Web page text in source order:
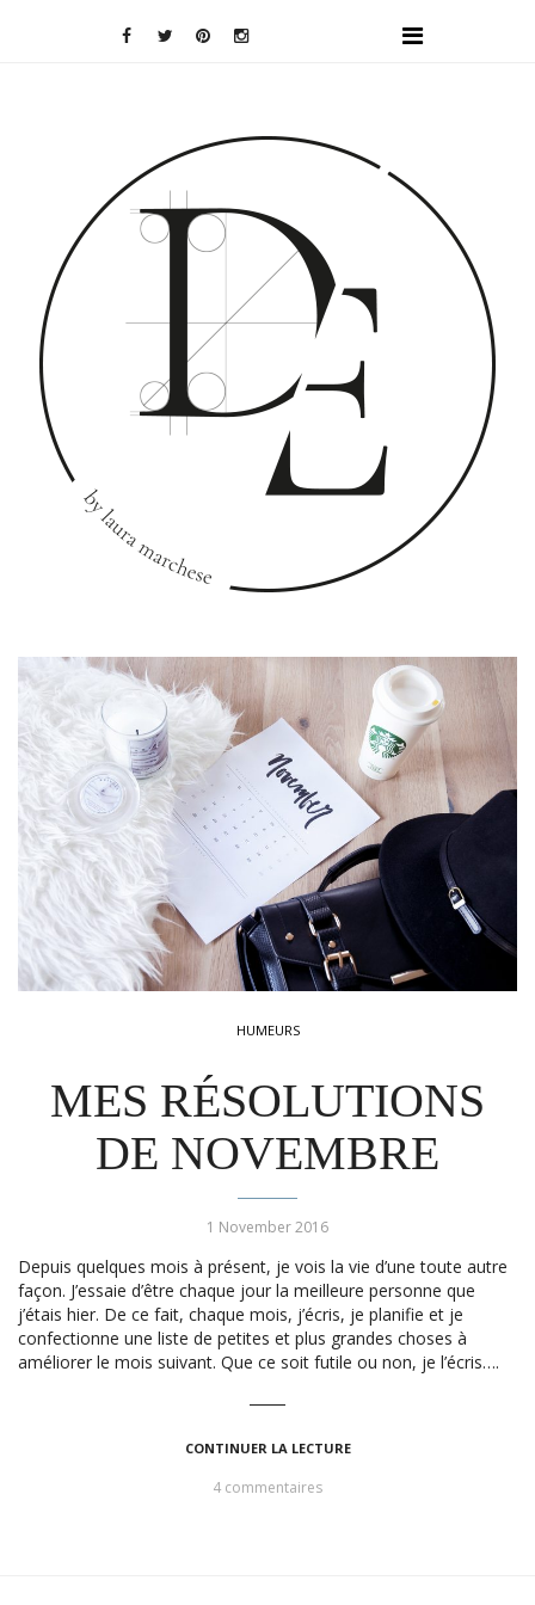
DOMINO
EFFECT
HUMEURS
MES RÉSOLUTIONS
DE NOVEMBRE
1 November 2016
Depuis quelques mois à présent, je vois la vie d’une toute autre
façon. J’essaie d’être chaque jour la meilleure personne que
j’étais hier. De ce fait, chaque mois, j’écris, je planifie et je
confectionne une liste de petites et plus grandes choses à
améliorer le mois suivant. Que ce soit futile ou non, je l’écris….
CONTINUER LA LECTURE
4 commentaires